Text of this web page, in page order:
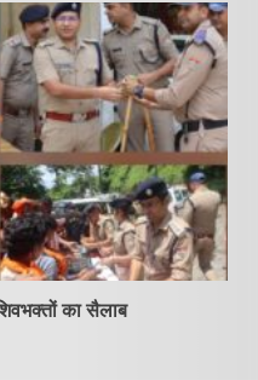
का सैलाब